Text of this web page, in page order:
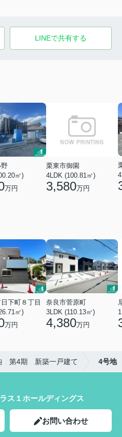
LINEで共有する
㎡)
万円
栗東市御園
4LDK (100.81㎡)
3,580万円
下町８丁目
㎡)
万円
奈良市菅原町
3LDK (110.13㎡)
4,380万円
第4期 新築一戸建て 4号地
ス１ホールディングス
お問い合わせ